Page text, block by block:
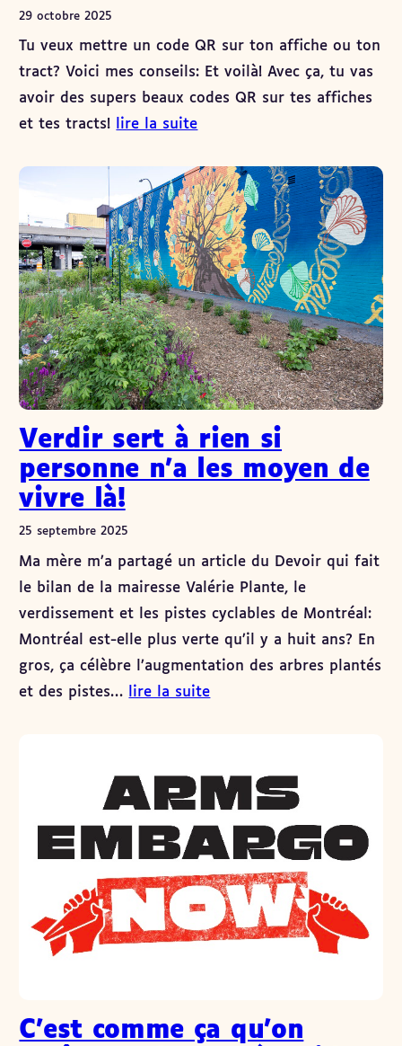
29 octobre 2025
Tu veux mettre un code QR sur ton affiche ou ton
tract? Voici mes conseils: Et voilà! Avec ça, tu vas
avoir des supers beaux codes QR sur tes affiches
et tes tracts!
lire la suite
Verdir sert à rien si
personne n’a les moyen de
vivre là!
25 septembre 2025
Ma mère m’a partagé un article du Devoir qui fait
le bilan de la mairesse Valérie Plante, le
verdissement et les pistes cyclables de Montréal:
Montréal est-elle plus verte qu’il y a huit ans? En
gros, ça célèbre l’augmentation des arbres plantés
et des pistes…
lire la suite
C’est comme ça qu’on